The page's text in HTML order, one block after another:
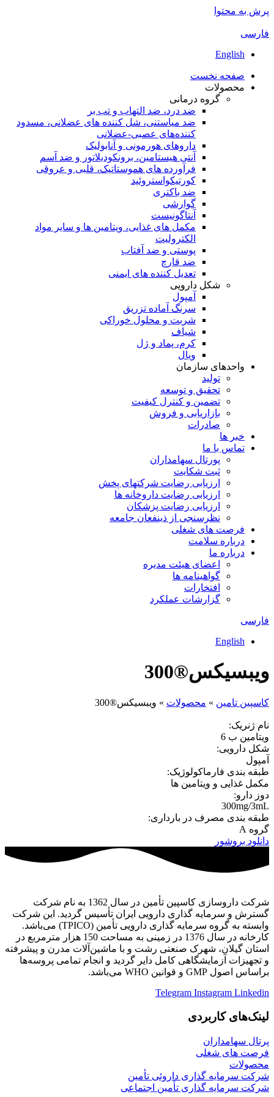
پرش به محتوا
فارسی
English
صفحه نخست
محصولات
گروه درمانی
ضد درد، ضد التهاب و تب بر
ضد میاستنی، شل کننده های عضلانی، مسدود
کننده‌های عصبی-عضلانی
داروهای هورمونی و آنابولیک
آنتی هیستامین، برونکودیلاتور و ضد آسم
فرآورده های هموستاتیک، قلبی و عروقی
کورتیکواستروئید
ضد باکتری
گوارشی
آنتاگونیست
مکمل های غذایی، ویتامین ها و سایر مواد
الکترولیت
پوستی و ضد آفتاب
ضد قارچ
تعدیل کننده های ایمنی
شکل دارویی
آمپول
سرنگ آماده تزریق
شربت و محلول خوراکی
شیاف
کرم، پماد و ژل
ویال
واحدهای سازمان
تولید
تحقیق و توسعه
تضمین و کنترل کیفیت
بازاریابی و فروش
صادرات
خبر ها
تماس با ما
پورتال سهامداران
ثبت شکایت
ارزیابی رضایت شرکتهای پخش
ارزیابی رضایت داروخانه ها
ارزیابی رضایت پزشکان
نظرسنجی از ذینفعان جامعه
فرصت های شغلی
درباره سلامت
درباره ما
اعضای هیئت مدیره
گواهینامه ها
افتخارات
گزارشات عملکرد
فارسی
English
ویبسیکس®300
كاسپين تامين » محصولات » ویبسیکس®300
نام ژنریک:
ویتامین ب 6
شکل دارویی:
آمپول
طبقه بندی فارماکولوژیک:
مکمل غذایی و ویتامین ها
دوز دارو:
300mg/3mL
طبقه بندی مصرف در بارداری:
گروه A
دانلود بروشور
شرکت داروسازی کاسپین تأمین در سال 1362 به نام شرکت
گسترش و سرمایه گذاری دارویی ایران تأسیس گردید. این شرکت
وابسته به گروه سرمایه گذاری دارویی تأمین (TPICO) می‌باشد.
کارخانه در سال 1376 در زمینی به مساحت 150 هزار مترمربع در
استان گیلان، شهرک صنعتی رشت و با ماشین‌آلات مدرن و پیشرفته
و تجهیزات آزمایشگاهی کامل دایر گردید و انجام تمامی پروسه‌ها
براساس اصول GMP و قوانین WHO می‌باشد.
Telegram Instagram Linkedin
لینک‌های کاربردی
پرتال سهامداران
فرصت های شغلی
محصولات
شرکت سرمایه گذاری داروئی تأمین
شرکت سرمایه گذاری تأمین اجتماعی